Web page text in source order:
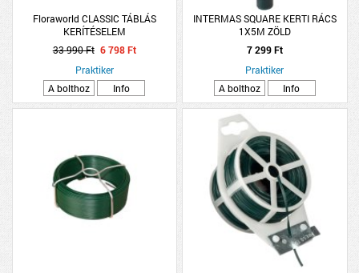
Floraworld CLASSIC TÁBLÁS
KERÍTÉSELEM
33 990 Ft 6 798 Ft
Praktiker
A bolthoz
Info
INTERMAS SQUARE KERTI RÁCS
1X5M ZÖLD
7 299 Ft
Praktiker
A bolthoz
Info